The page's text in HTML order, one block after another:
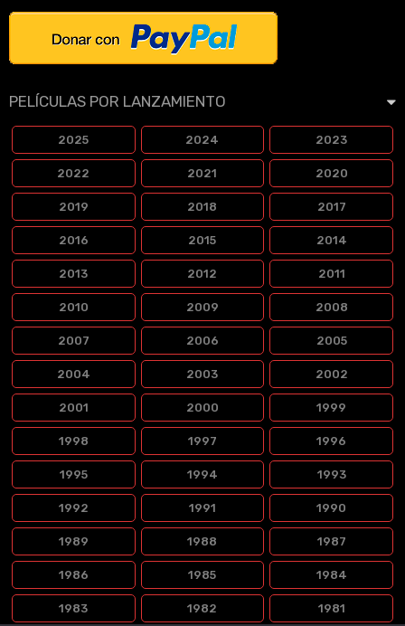
PELÍCULAS POR LANZAMIENTO
2025 2024 2023
2022 2021 2020
2019 2018 2017
2016 2015 2014
2013 2012 2011
2010 2009 2008
2007 2006 2005
2004 2003 2002
2001 2000 1999
1998 1997 1996
1995 1994 1993
1992 1991 1990
1989 1988 1987
1986 1985 1984
1983 1982 1981